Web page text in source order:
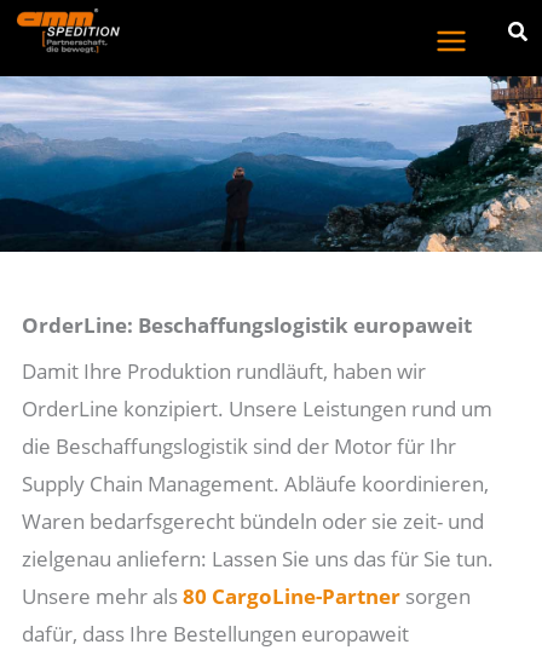
Zum
Inhalt
springen
OrderLine: Beschaffungslogistik europaweit
Damit Ihre Produktion rundläuft, haben wir
OrderLine konzipiert. Unsere Leistungen rund um
die Beschaffungslogistik sind der Motor für Ihr
Supply Chain Management. Abläufe koordinieren,
Waren bedarfsgerecht bündeln oder sie zeit- und
zielgenau anliefern: Lassen Sie uns das für Sie tun.
Unsere mehr als80 CargoLine-Partner sorgen
dafür, dass Ihre Bestellungen europaweit